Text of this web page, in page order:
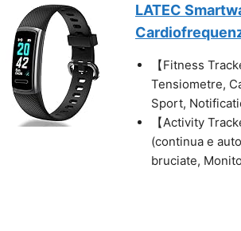
LATEC
【Fitness
Tensiometre,
Sport,
【Activity
(continua e
bruciate,